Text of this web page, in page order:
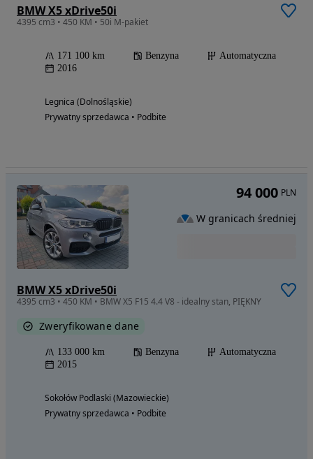
BMW X5 xDrive50i
4395 cm3 • 450 KM • 50i M-pakiet
171 100 km Benzyna
Automatyczna
2016
Legnica (Dolnośląskie)
Prywatny sprzedawca • Podbite
BMW X5 xDrive50i
4395 cm3 • 450 KM • BMW X5 F15 4.4 V8 - idealny stan, PIĘKNY
Zweryfikowane dane
133 000 km Benzyna
Automatyczna
2015
Sokołów Podlaski (Mazowieckie)
Prywatny sprzedawca • Podbite
94 000 PLN
W granicach średniej